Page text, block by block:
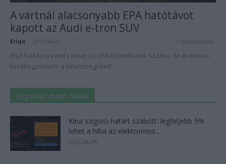
A vártnál alacsonyabb EPA hatótávot
kapott az Audi e-tron SUV
Eriqo 2019-04-05 1 hozzászólás
Első hallásra kevés lehet az EPA kilométerek száma, de érdemes
továbbgondolni a lehetőségeket!
Legolvasottabb cikkek
Kína szigorú határt szabott: legfeljebb 5%
lehet a hiba az elektromos...
2026-08-05